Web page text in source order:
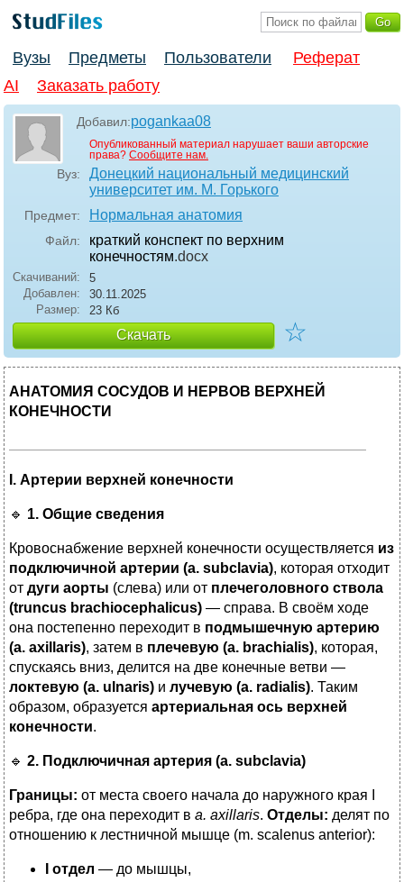
Вузы Предметы Пользователи
Реферат
AI
Заказать работу
Добавил:pogankaa08
Опубликованный материал нарушает ваши авторские
права? Сообщите нам.
Вуз:
Донецкий национальный медицинский
университет им. М. Горького
Предмет: Нормальная анатомия
Файл:
краткий конспект по верхним
конечностям.docx
Скачиваний:
5
Добавлен:
30.11.2025
Размер:
23 Кб
Скачать ☆
АНАТОМИЯ СОСУДОВ И НЕРВОВ ВЕРХНЕЙ
КОНЕЧНОСТИ
I. Артерии верхней конечности
🔹 1. Общие сведения
Кровоснабжение верхней конечности осуществляется из
подключичной артерии (a. subclavia), которая отходит
от дуги аорты (слева) или от плечеголовного ствола
(truncus brachiocephalicus) — справа. В своём ходе
она постепенно переходит в подмышечную артерию
(a. axillaris), затем в плечевую (a. brachialis), которая,
спускаясь вниз, делится на две конечные ветви —
локтевую (a. ulnaris) и лучевую (a. radialis). Таким
образом, образуется артериальная ось верхней
конечности.
🔹 2. Подключичная артерия (a. subclavia)
Границы: от места своего начала до наружного края I
ребра, где она переходит в a. axillaris. Отделы: делят по
отношению к лестничной мышце (m. scalenus anterior):
I отдел — до мышцы,